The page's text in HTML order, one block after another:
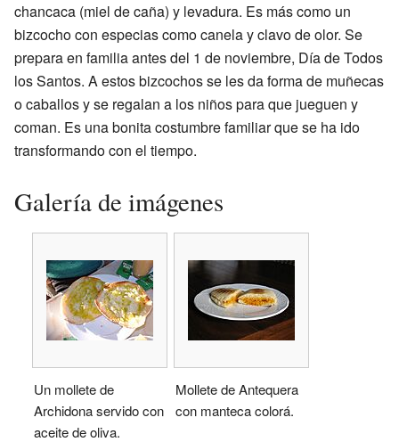
chancaca (miel de caña) y levadura. Es más como un
bizcocho con especias como canela y clavo de olor. Se
prepara en familia antes del 1 de noviembre, Día de Todos
los Santos. A estos bizcochos se les da forma de muñecas
o caballos y se regalan a los niños para que jueguen y
coman. Es una bonita costumbre familiar que se ha ido
transformando con el tiempo.
Galería de imágenes
Un mollete de
Archidona servido con
aceite de oliva.
Mollete de Antequera
con manteca colorá.